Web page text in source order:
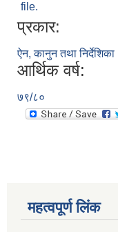
file.
प्रकार:
ऐन, कानुन तथा निर्देशिका
आर्थिक वर्ष:
७९/८०
महत्वपूर्ण लिंक